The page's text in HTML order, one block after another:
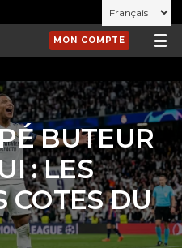
MON COMPTE
BUTEUR
: LES
COTES DU